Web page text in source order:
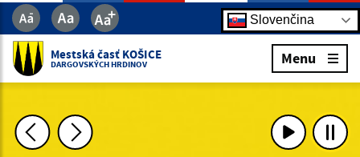
Slovenčina
Mestská časť KOŠICE
DARGOVSKÝCH HRDINOV Menu